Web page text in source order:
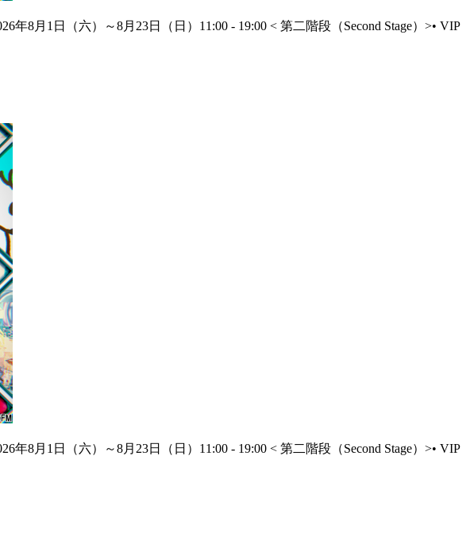
年8月1日（六）～8月23日（日）11:00 - 19:00 < 第二階段（Second Stage）>• VIP
年8月1日（六）～8月23日（日）11:00 - 19:00 < 第二階段（Second Stage）>• VIP